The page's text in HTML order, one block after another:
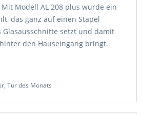
Modell AL 208 plus wurde ein
das ganz auf einen Stapel
Glasausschnitte setzt und damit
den Hauseingang bringt.
, Tür des Monats